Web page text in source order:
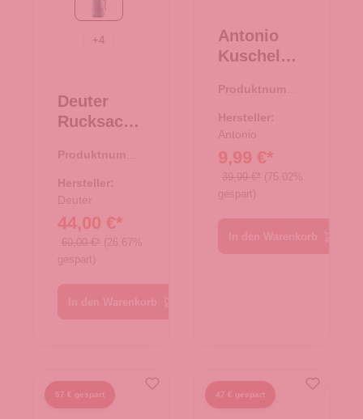
atlantic-ink
+4
Deuter
Rucksack
atlantic-ink
Produktnumme
Hersteller:
Deuter
44,00 €*
60,00 €* (26.67%
gespart)
Antonio
Kuschel
Teddy
Oversize -
braun
Produktnumme
Hersteller:
Antonio
9,99 €*
39,99 €* (75.02%
gespart)
57 € gespart 47 € gespart